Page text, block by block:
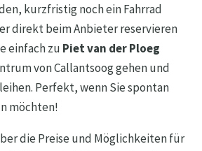
kurzfristig noch ein Fahrrad
direkt beim Anbieter reservieren
einfach zu Piet van der Ploeg
von Callantsoog gehen und
Perfekt, wenn Sie spontan
möchten!
die Preise und Möglichkeiten für